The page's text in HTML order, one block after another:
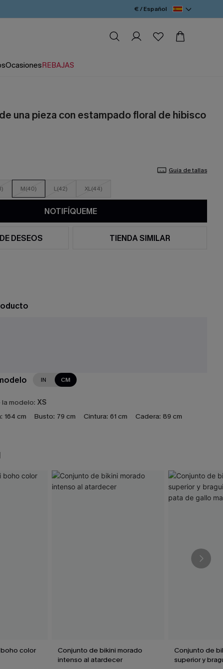
€ / Español
OcasionesREBAJAS
una pieza con estampado floral de hibisco
Guía de tallas
M(40) L(42) XL(44)
NOTIFÍQUEME
DESEOS TIENDA SIMILAR
IN CM
la modelo: XS
164 cm Busto: 79 cm Cintura: 61 cm Cadera: 89 cm
color
Conjunto de bikini morado
intenso al atardecer
Conjunto de
superior y